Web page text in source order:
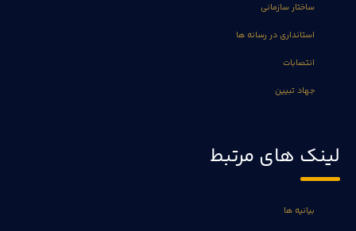
ساختار سازمانی
استانداری در رسانه ها
انتصابات
جهاد تبیین
لینک های مرتبط
بیانیه ها